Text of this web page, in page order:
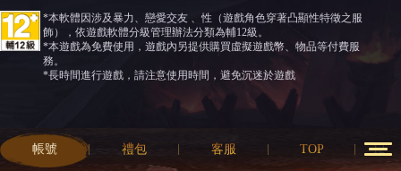
*本軟體因涉及暴力、戀愛交友 、性（遊戲角色穿著凸顯性特徵之服
飾），依遊戲軟體分級管理辦法分類為輔12級。
*本遊戲為免費使用，遊戲內另提供購買虛擬遊戲幣、物品等付費服
務。
*長時間進行遊戲，請注意使用時間，避免沉迷於遊戲
帳號 禮包 客服 TOP 12